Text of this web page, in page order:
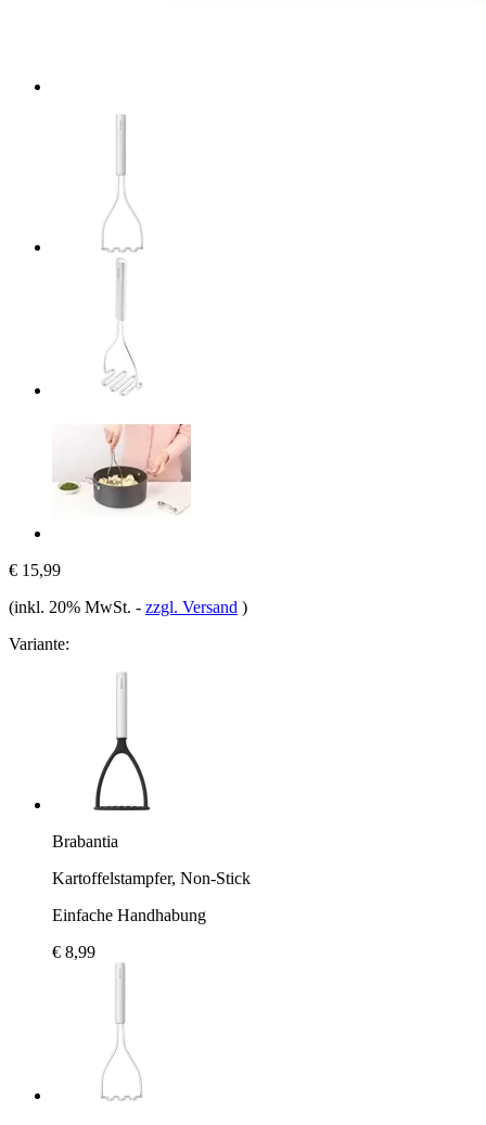
€ 15,99
(inkl. 20% MwSt. - zzgl. Versand )
Variante:
Brabantia
Kartoffelstampfer, Non-Stick
Einfache Handhabung
€ 8,99